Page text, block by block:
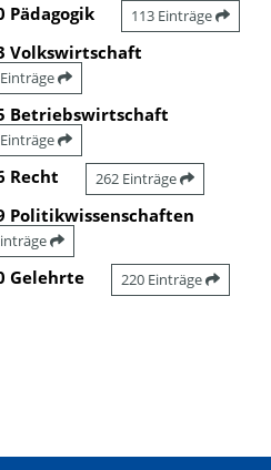
Pädagogik 113 Einträge
Volkswirtschaft
Betriebswirtschaft
Recht 262 Einträge
Politikwissenschaften
Gelehrte 220 Einträge